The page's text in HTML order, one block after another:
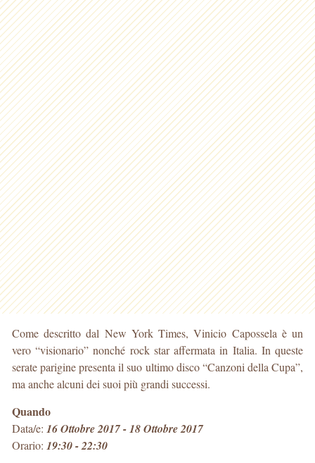
Come descritto dal New York Times, Vinicio Capossela è un
vero “visionario” nonché rock star affermata in Italia. In queste
serate parigine presenta il suo ultimo disco “Canzoni della Cupa”,
ma anche alcuni dei suoi più grandi successi.
Quando
Data/e: 16 Ottobre 2017 - 18 Ottobre 2017
Orario: 19:30 - 22:30